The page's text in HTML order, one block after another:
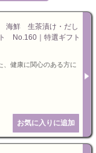
鮮 生茶漬け・だし
No.160｜特選ギフト
、健康に関心のある方に